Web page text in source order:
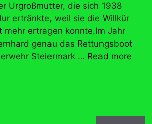
Urgroßmutter, die sich 1938
ertränkte, weil sie die Willkür
mehr ertragen konnte.Im Jahr
genau das Rettungsboot
Steiermark … Read more